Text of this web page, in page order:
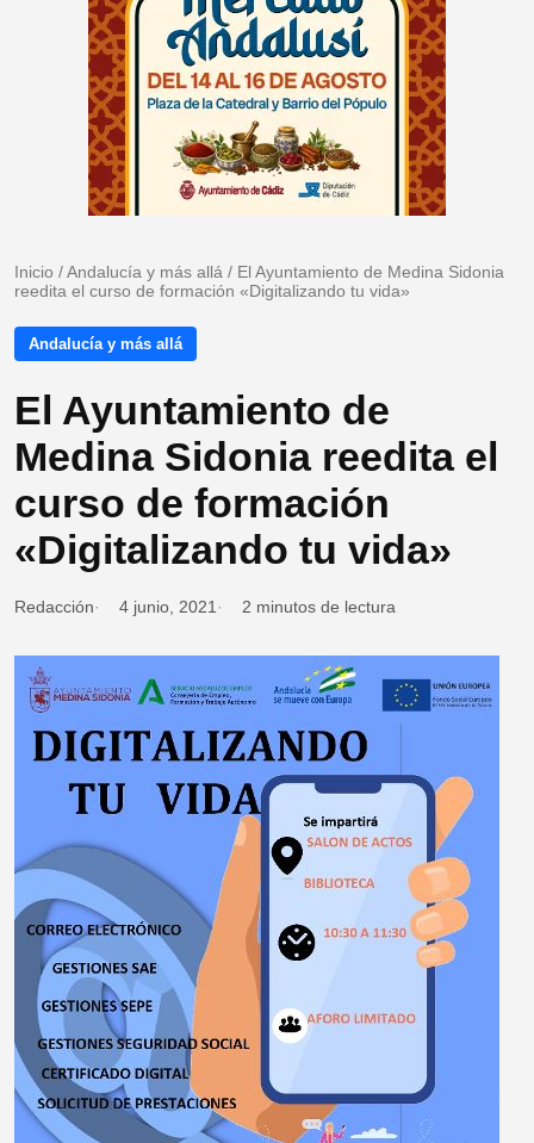
Inicio /Andalucía y más allá / El Ayuntamiento de Medina Sidonia
reedita el curso de formación «Digitalizando tu vida»
Andalucía y más allá
El Ayuntamiento de
Medina Sidonia reedita el
curso de formación
«Digitalizando tu vida»
Redacción 4 junio, 2021 2 minutos de lectura